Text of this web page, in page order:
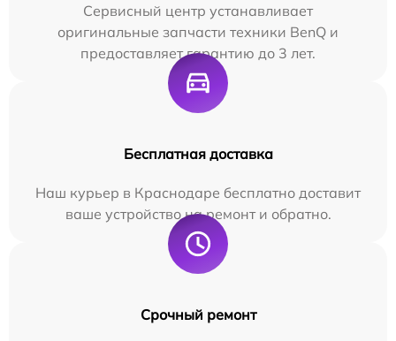
Сервисный центр устанавливает
оригинальные запчасти техники BenQ и
предоставляет гарантию до 3 лет.
Бесплатная доставка
Наш курьер в Краснодаре бесплатно доставит
ваше устройство на ремонт и обратно.
Срочный ремонт